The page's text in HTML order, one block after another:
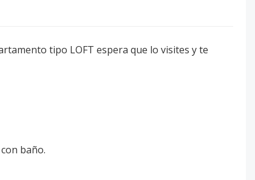
tipo LOFT espera que lo visites y te
baño.